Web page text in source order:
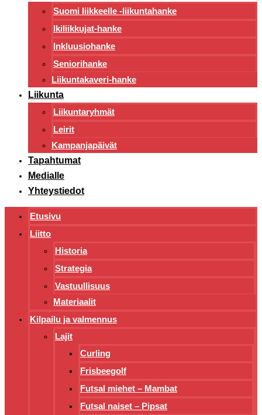
Suomi liikkeelle -liikuntahanke
Ikiliikkujat-hanke
Inkluusiohanke
Seniorihanke
Liikuntakaveri-hanke
Liikunta
Liikuntaryhmät
Leirit
Kampanjapäivät
Tapahtumat
Medialle
Yhteystiedot
Etusivu
Liitto
Historia
Strategia
Vastuullisuus
Materiaalit
Kilpailu ja valmennus
Lajit
Curling
Frisbeegolf
Futsal miehet – Mambat
Futsal naiset – Pipsat